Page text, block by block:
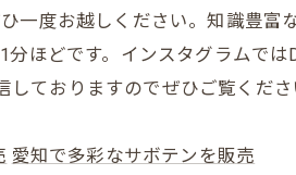
一度お越しください。知識豊
ほどです。インスタグラムで
ておりますのでぜひご覧くださ
愛知で多彩なサボテンを販売